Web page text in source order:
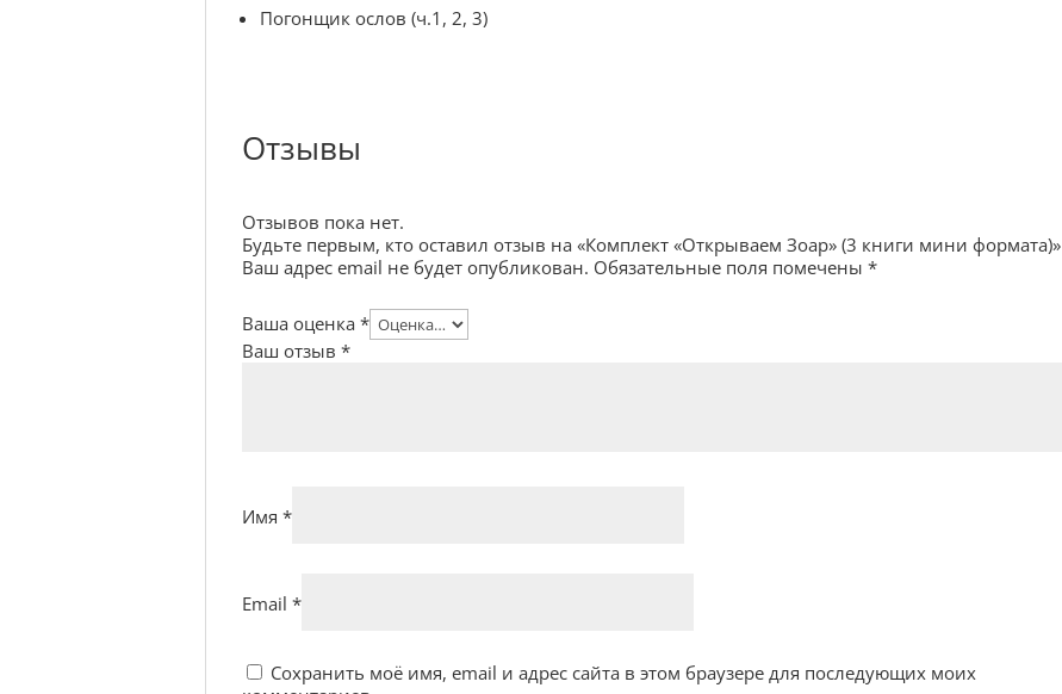
Погонщик ослов (ч.1, 2, 3)
Отзывы
Отзывов пока нет.
Будьте первым, кто оставил отзыв на «Комплект «Открываем Зоар» (3 книги мини формата)»
Ваш адрес email не будет опубликован. Обязательные поля помечены *
Ваша оценка *
Ваш отзыв *
Имя *
Email *
Сохранить моё имя, email и адрес сайта в этом браузере для последующих моих